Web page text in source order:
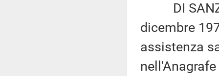
DI
dicembre
assistenza